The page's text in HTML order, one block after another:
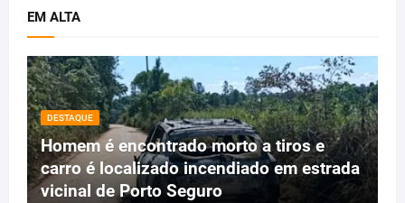
EM ALTA
DESTAQUE
Homem é encontrado morto a tiros e
carro é localizado incendiado em estrada
vicinal de Porto Seguro